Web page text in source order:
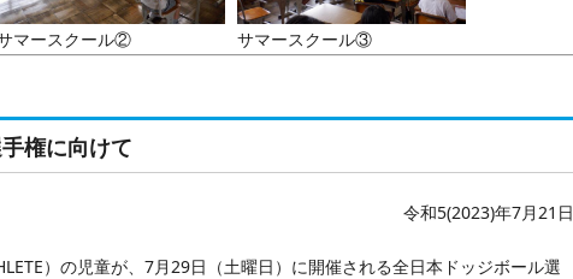
マースクール② サマースクール③
権に向けて
令和5(2023)年7月21日
）の児童が、7月29日（土曜日）に開催される全日本ドッジボール選